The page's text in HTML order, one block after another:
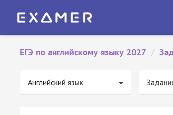
ЕГЭ по английскому языку 2027 /
Английский язык